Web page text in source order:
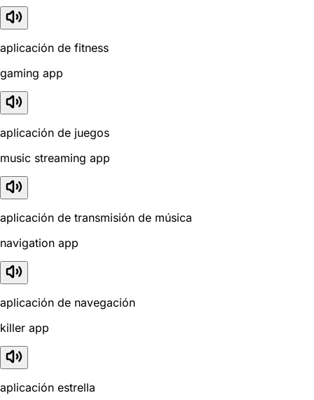
aplicación de fitness
gaming app
aplicación de juegos
music streaming app
aplicación de transmisión de música
navigation app
aplicación de navegación
killer app
aplicación estrella